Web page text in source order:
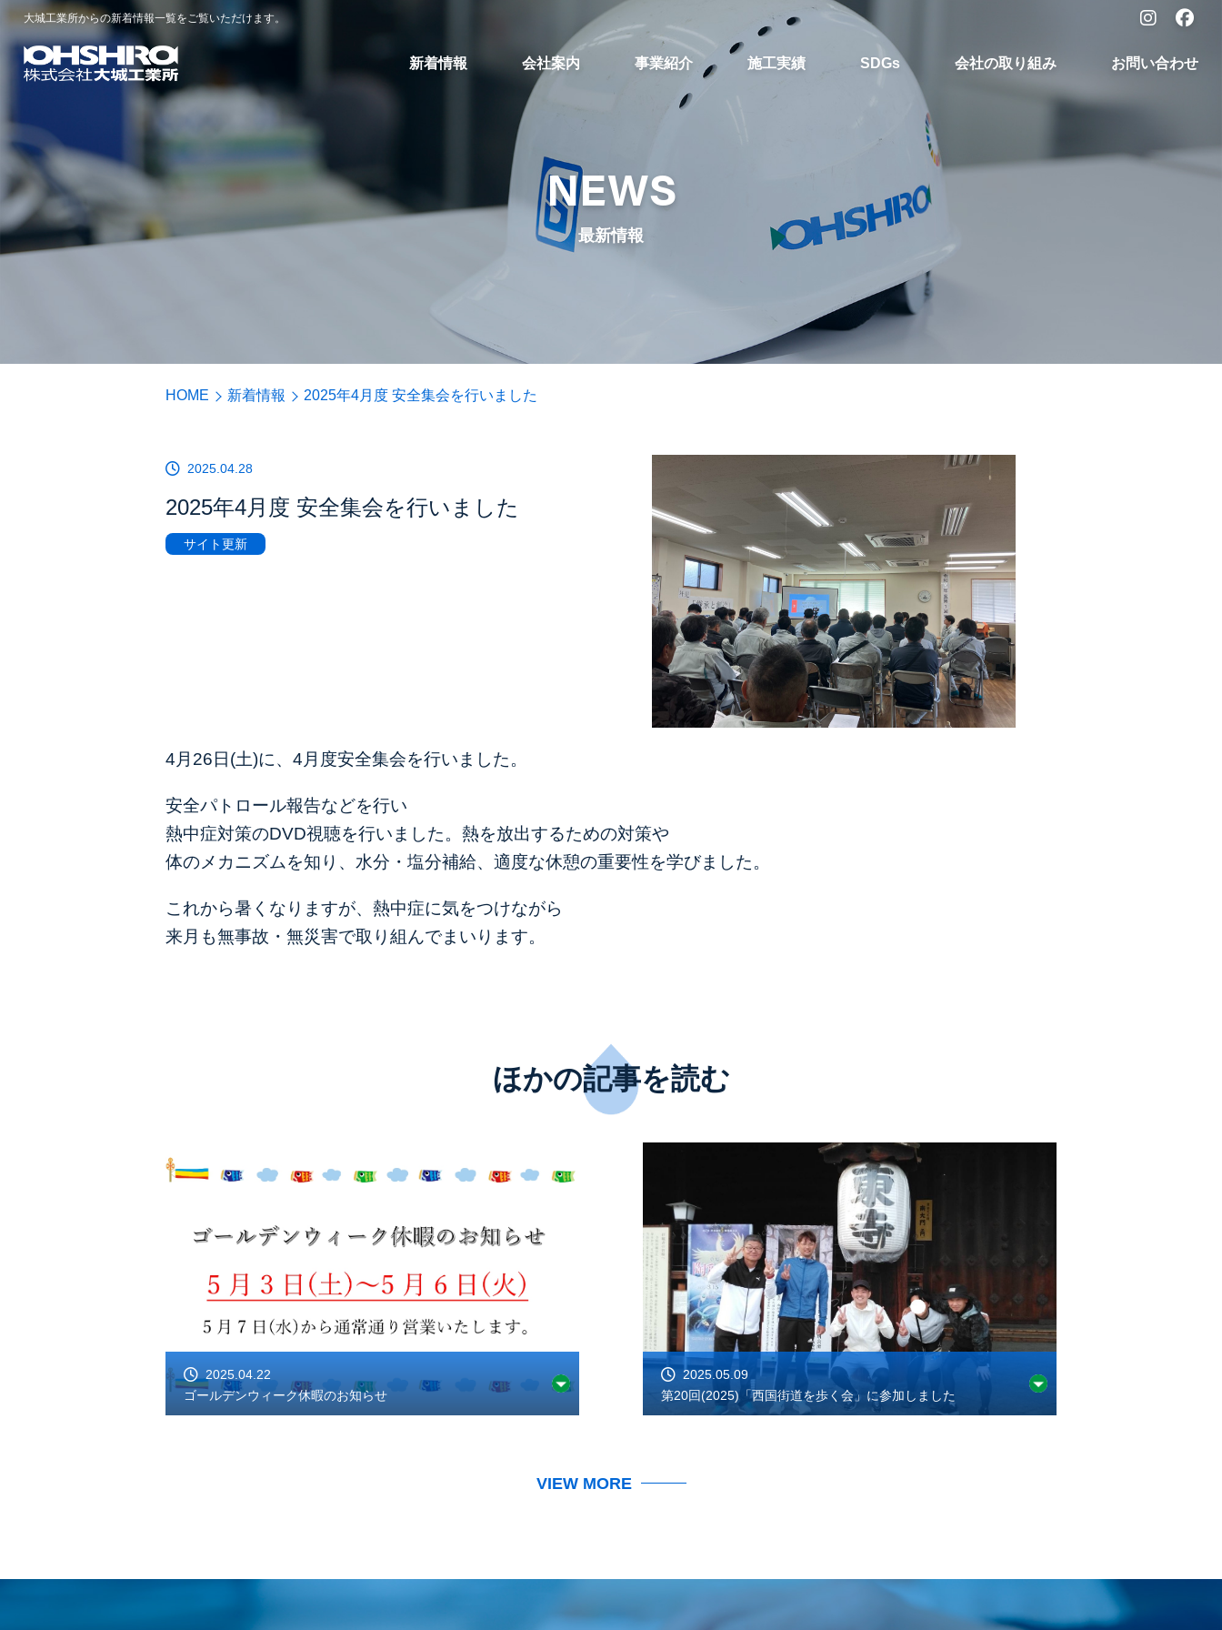
大城工業所からの新着情報一覧をご覧いただけます。
新着情報 会社案内 事業紹介 施工実績 SDGs 会社の取り組み お問い合わせ
NEWS
最新情報
HOME 新着情報 2025年4月度 安全集会を行いました
2025.04.28
2025年4月度 安全集会を行いました
サイト更新
4月26日(土)に、4月度安全集会を行いました。
安全パトロール報告などを行い
熱中症対策のDVD視聴を行いました。 熱を放出するための対策や
体のメカニズムを知り、 水分・塩分補給、適度な休憩の重要性を学びました。
これから暑くなりますが、熱中症に気をつけながら
来月も無事故・無災害で取り組んでまいります。
ほかの記事を読む
2025.04.22
ゴールデンウィーク休暇のお知らせ
2025.05.09
第20回(2025)「西国街道を歩く会」に参加しました
VIEW MORE